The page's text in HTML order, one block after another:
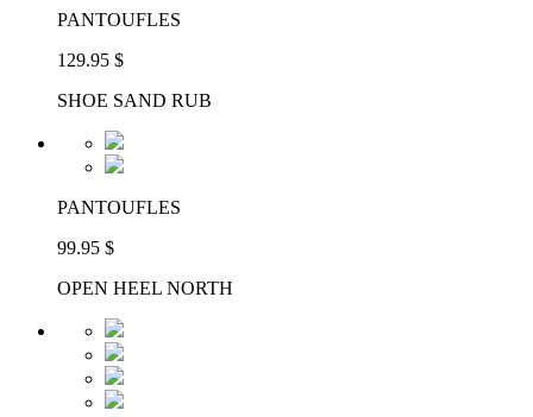
PANTOUFLES
129.95 $
SHOE SAND RUB
PANTOUFLES
99.95 $
OPEN HEEL NORTH